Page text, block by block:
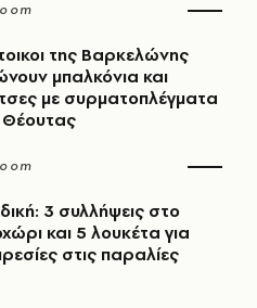
της Βαρκελώνης
μπαλκόνια και
με συρματοπλέγματα
3 συλλήψεις στο
και 5 λουκέτα για
στις παραλίες